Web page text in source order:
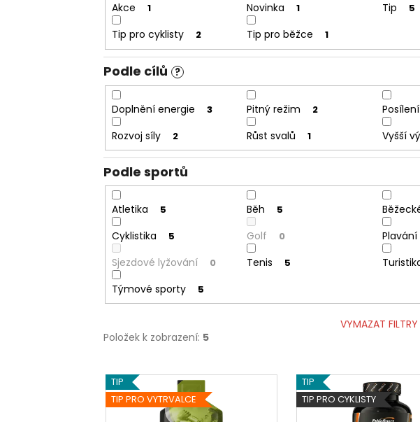
ů
Akce 1 Novinka 1 Tip 5
Tip pro cyklisty 2 Tip pro běžce 1
Podle cílů ?
Doplnění energie 3 Pitný režim 2
Rozvoj síly 2 Růst svalů 1 Vyšší
Podle sportů
Atletika 5 Běh 5
Cyklistika 5 Golf 0 Plavání
Sjezdové lyžování 0 Tenis 5
Týmové sporty 5
VYMAZAT FILTRY
Položek k zobrazení: 5
V
ý
p
TIP
TIP PRO VYTRVALCE
TIP
TIP PRO CYKLISTY